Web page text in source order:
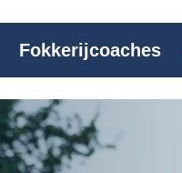
Fokkerijcoaches